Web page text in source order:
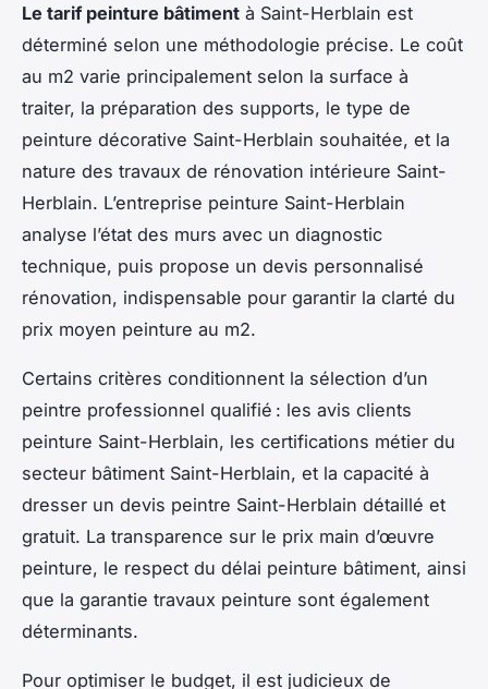
Le tarif peinture bâtiment à Saint-Herblain est
déterminé selon une méthodologie précise. Le coût
au m2 varie principalement selon la surface à
traiter, la préparation des supports, le type de
peinture décorative Saint-Herblain souhaitée, et la
nature des travaux de rénovation intérieure Saint-
Herblain. L’entreprise peinture Saint-Herblain
analyse l’état des murs avec un diagnostic
technique, puis propose un devis personnalisé
rénovation, indispensable pour garantir la clarté du
prix moyen peinture au m2.
Certains critères conditionnent la sélection d’un
peintre professionnel qualifié : les avis clients
peinture Saint-Herblain, les certifications métier du
secteur bâtiment Saint-Herblain, et la capacité à
dresser un devis peintre Saint-Herblain détaillé et
gratuit. La transparence sur le prix main d’œuvre
peinture, le respect du délai peinture bâtiment, ainsi
que la garantie travaux peinture sont également
déterminants.
Pour optimiser le budget, il est judicieux de